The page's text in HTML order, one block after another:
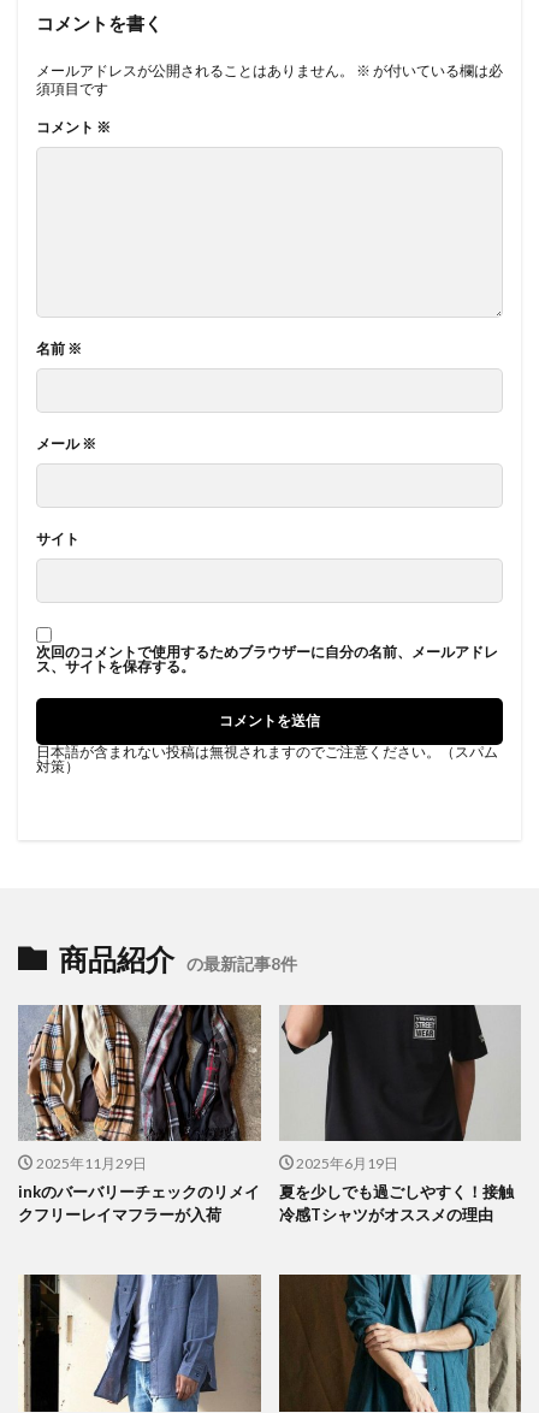
コメントを書く
メールアドレスが公開されることはありません。 ※ が付いている欄は必
須項目です
コメント ※
名前 ※
メール※
サイト
次回のコメントで使用するためブラウザーに自分の名前、メールアドレ
ス、サイトを保存する。
日本語が含まれない投稿は無視されますのでご注意ください。（スパム
対策）
商品紹介 の最新記事8件
2025年11月29日
inkのバーバリーチェックのリメイ
クフリーレイマフラーが入荷
2025年6月19日
夏を少しでも過ごしやすく！接触
冷感Tシャツがオススメの理由